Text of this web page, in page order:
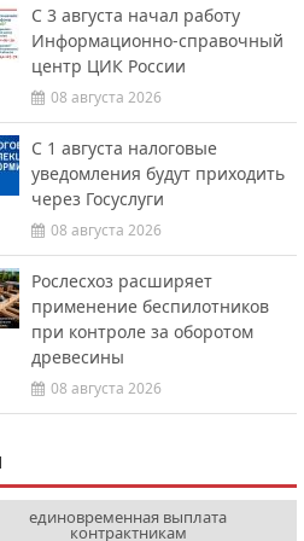
С 3 августа начал работу
Информационно-справочный
центр ЦИК России
08 августа 2026
С 1 августа налоговые
уведомления будут приходить
через Госуслуги
08 августа 2026
Рослесхоз расширяет
применение беспилотников
при контроле за оборотом
древесины
08 августа 2026
единовременная выплата
контрактникам